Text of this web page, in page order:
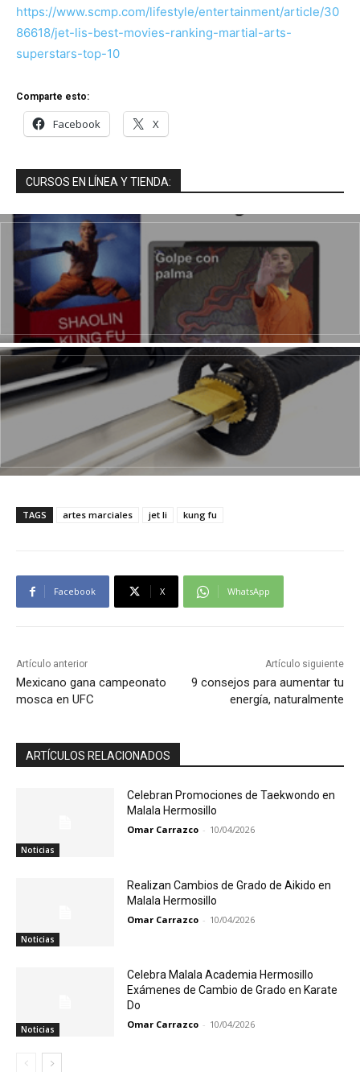
https://www.scmp.com/lifestyle/entertainment/article/30
86618/jet-lis-best-movies-ranking-martial-arts-
superstars-top-10
Comparte esto:
Facebook X
CURSOS EN LÍNEA Y TIENDA:
TAGS artes marciales jet li kung fu
Facebook X WhatsApp
Artículo anterior
Mexicano gana campeonato
mosca en UFC
Artículo siguiente
9 consejos para aumentar tu
energía, naturalmente
ARTÍCULOS RELACIONADOS
Noticias
Celebran Promociones de Taekwondo en
Malala Hermosillo
Omar Carrazco - 10/04/2026
Noticias
Realizan Cambios de Grado de Aikido en
Malala Hermosillo
Omar Carrazco - 10/04/2026
Noticias
Celebra Malala Academia Hermosillo
Exámenes de Cambio de Grado en Karate
Do
Omar Carrazco - 10/04/2026